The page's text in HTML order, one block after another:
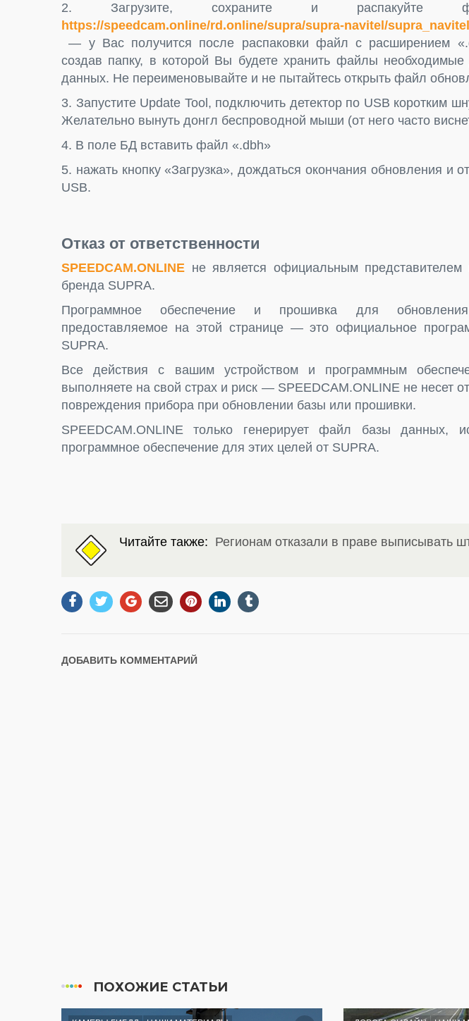
2. Загрузите, сохраните и распакуйте
https://speedcam.online/rd.online/supra/supra-navitel/
— у Вас получится после распаковки файл с расширением
создав папку, в которой Вы будете хранить файлы
данных. Не переименовывайте и не пытайтесь открыть файл
3. Запустите Update Tool, подключить детектор по USB коротким
Желательно вынуть донгл беспроводной мыши (от него часто
4. В поле БД вставить файл «.dbh»
5. нажать кнопку «Загрузка», дождаться окончания обновления и
USB.
Отказ от ответственности
SPEEDCAM.ONLINE не является официальным
бренда SUPRA.
Программное обеспечение и прошивка для
предоставляемое на этой странице — это официальное
SUPRA.
Все действия с вашим устройством и программным
выполняете на свой страх и риск — SPEEDCAM.ONLINE не несет
повреждения прибора при обновлении базы или прошивки.
SPEEDCAM.ONLINE только генерирует файл базы данных,
программное обеспечение для этих целей от SUPRA.
Читайте также: Регионам отказали в праве выписывать
ДОБАВИТЬ КОММЕНТАРИЙ
ПОХОЖИЕ СТАТЬИ